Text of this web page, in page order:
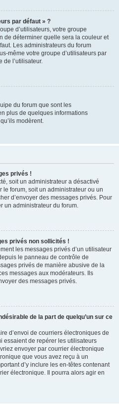
par défaut » ?
d’utilisateurs, votre groupe
de déterminer quelle sera la couleur et
Les administrateurs du forum
même votre groupe d’utilisateurs par
de l’utilisateur.
du forum que sont les
plus de quelques informations
modèrent.
privés !
soit un administrateur a désactivé
forum, soit un administrateur ou un
d’envoyer des messages privés. Pour
un administrateur du forum.
privés non sollicités !
les messages privés d’un utilisateur
le panneau de contrôle de
privés de manière abusive de la
messages aux modérateurs. Ils
des messages privés.
de la part de quelqu’un sur ce
d’envoi de courriers électroniques de
essaient de repérer les utilisateurs
envoyer par courrier électronique
que vous avez reçu à un
d’y inclure les en-têtes contenant
électronique. Il pourra alors agir en